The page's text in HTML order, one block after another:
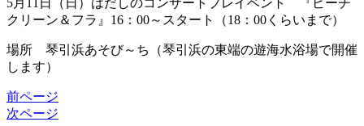
クリーン＆フラ』16：00～スタート（18：00くらいまで）
場所 琴引浜あそび～ち（琴引浜の東端の遊海水浴場で開催
します）
前ページ
次ページ